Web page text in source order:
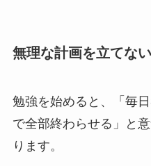
無理な計画を立てない
勉強を始めると、「毎
で全部終わらせる」と
ります。